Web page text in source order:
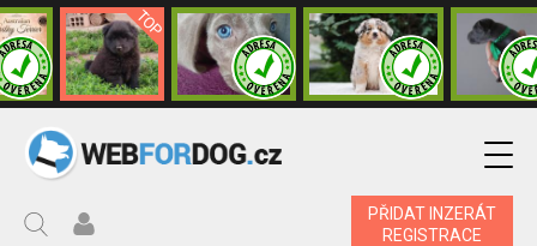
PŘIDAT INZERÁT
REGISTRACE